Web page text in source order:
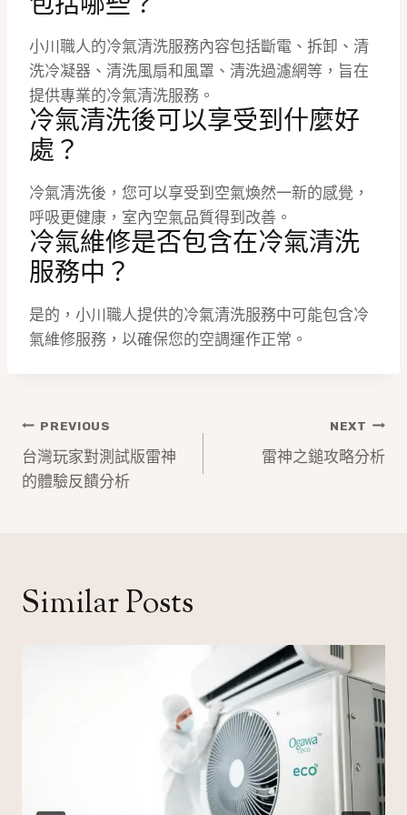
小川職人的冷氣清洗服務內容包括斷電、拆卸、清
洗冷凝器、清洗風扇和風罩、清洗過濾網等，旨在
提供專業的冷氣清洗服務。
冷氣清洗後可以享受到什麼好
處？
冷氣清洗後，您可以享受到空氣煥然一新的感覺，
呼吸更健康，室內空氣品質得到改善。
冷氣維修是否包含在冷氣清洗
服務中？
是的，小川職人提供的冷氣清洗服務中可能包含冷
氣維修服務，以確保您的空調運作正常。
文
章
導
PREVIOUS
台灣玩家對測試版雷神
的體驗反饋分析
NEXT
雷神之鎚攻略分析
Similar Posts